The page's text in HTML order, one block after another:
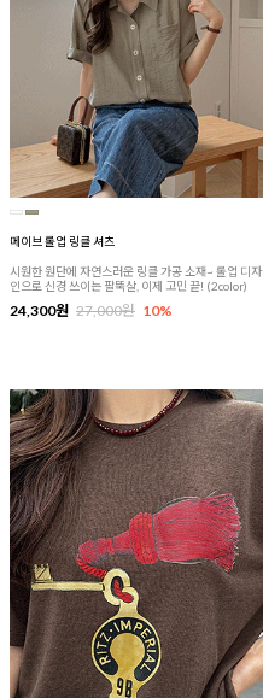
메이브 롤업 링클 셔츠
시원한 원단에 자연스러운 링클 가공 소재~ 롤업 디자
인으로 신경 쓰이는 팔뚝살, 이제 고민 끝! (2color)
24,300원 27,000원 10%